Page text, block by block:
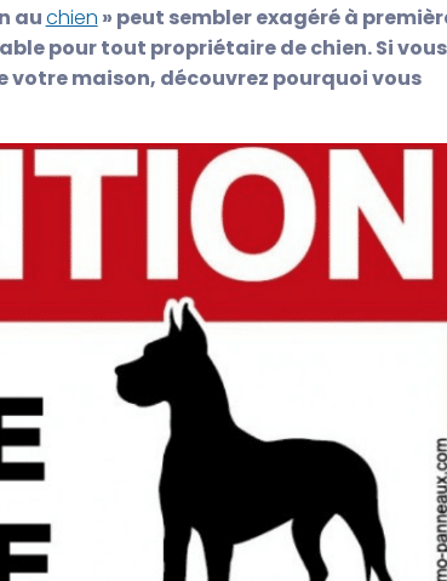
auchien » peut sembler exagéré à
pour tout propriétaire de chien. Si vous
votre maison, découvrez pourquoi vous